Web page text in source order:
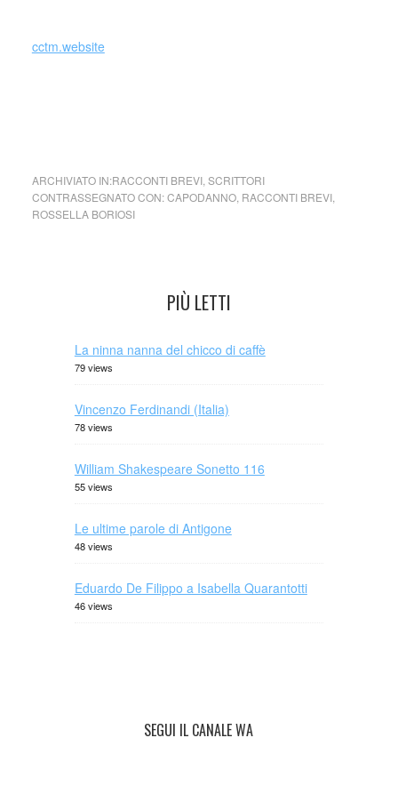
cctm.website
ARCHIVIATO IN:RACCONTI BREVI, SCRITTORI
CONTRASSEGNATO CON:CAPODANNO, RACCONTI BREVI,
ROSSELLA BORIOSI
PIÙ LETTI
La ninna nanna del chicco di caffè
79 views
Vincenzo Ferdinandi (Italia)
78 views
William Shakespeare Sonetto 116
55 views
Le ultime parole di Antigone
48 views
Eduardo De Filippo a Isabella Quarantotti
46 views
SEGUI IL CANALE WA